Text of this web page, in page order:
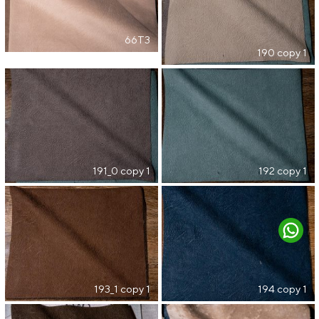
66T3
190 copy 1
191_0 copy 1 192 copy 1
193_1 copy 1 194 copy 1